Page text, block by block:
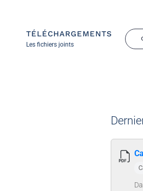
TÉLÉCHARGEMENTS
Les fichiers joints